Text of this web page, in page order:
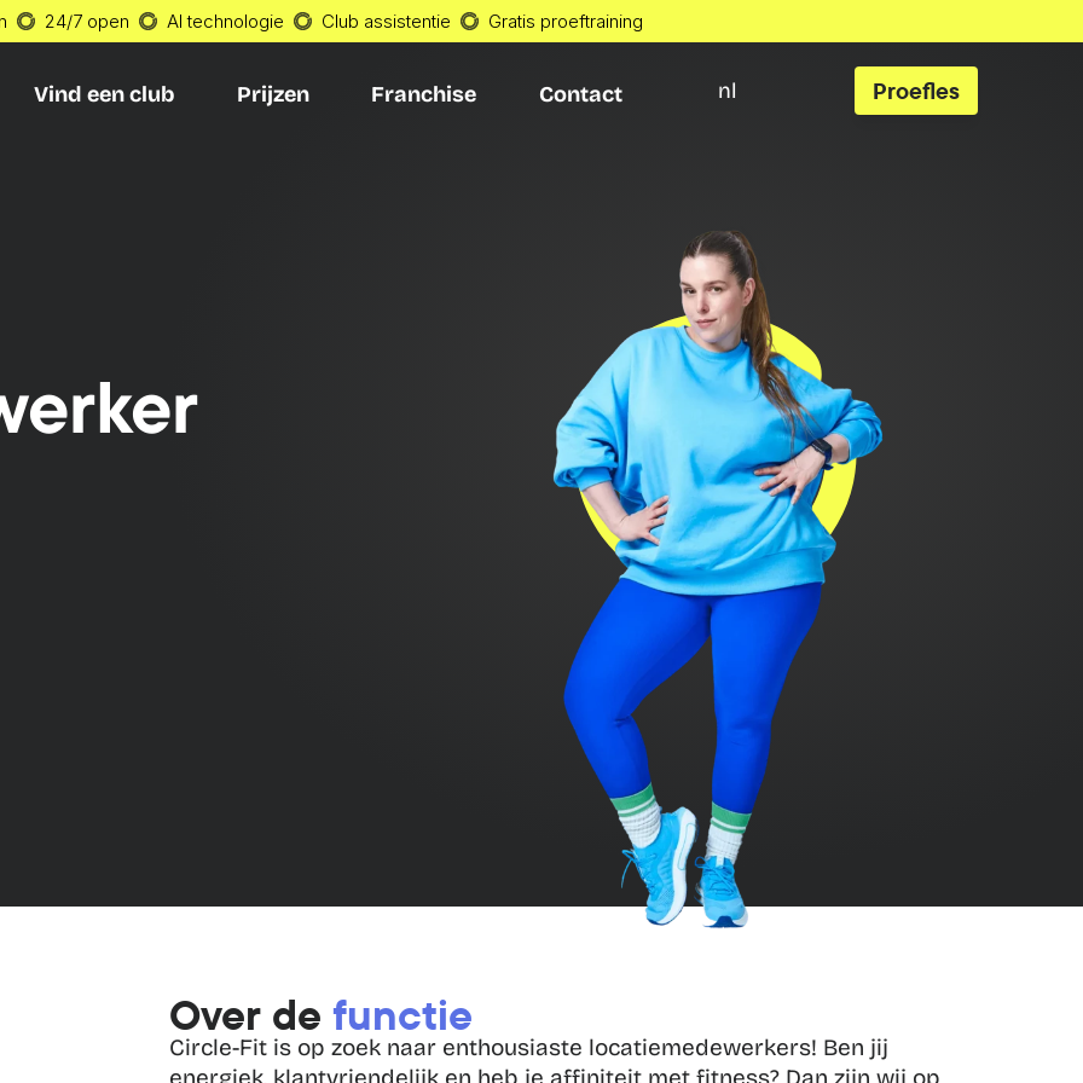
24/7 open AI technologie Club assistentie Gratis proeftraining
Vind een club
Prijzen
Franchise
Contact
nl Proefles
Over de functie
Circle-Fit is op zoek naar enthousiaste locatiemedewerkers! Ben jij